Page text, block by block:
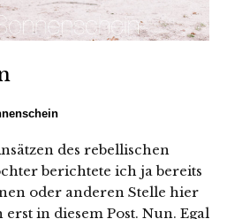
des rebellischen
berichtete ich ja bereits
oder anderen Stelle hier
in diesem Post. Nun. Egal